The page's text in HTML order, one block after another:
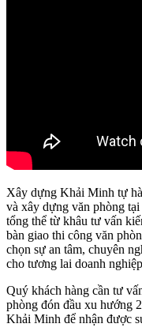
Xây dựng Khải Minh tự
và xây dựng văn phòng
tổng thể từ khâu tư vấn
bàn giao thi công văn
chọn sự an tâm, chuyên
cho tương lai doanh
Quý khách hàng cần tư
phòng đón đầu xu hướng
Khải Minh để nhận được